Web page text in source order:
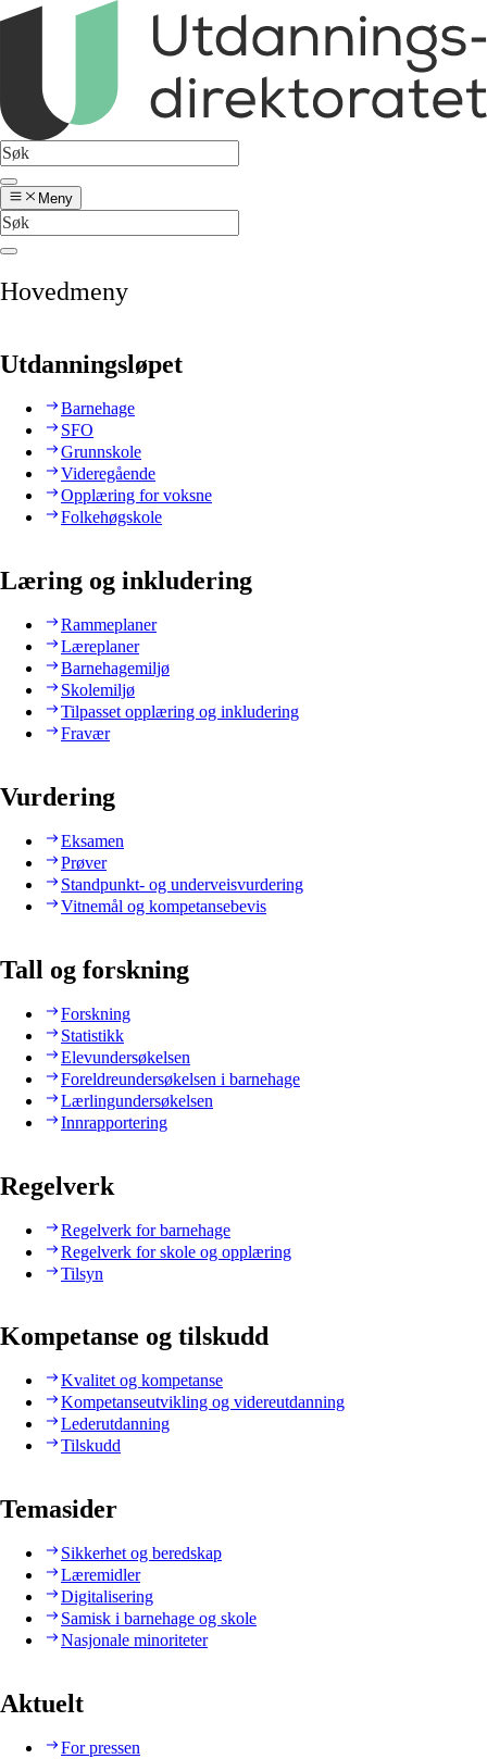
Meny
Hovedmeny
Utdanningsløpet
Barnehage
SFO
Grunnskole
Videregående
Opplæring for voksne
Folkehøgskole
Læring og inkludering
Rammeplaner
Læreplaner
Barnehagemiljø
Skolemiljø
Tilpasset opplæring og inkludering
Fravær
Vurdering
Eksamen
Prøver
Standpunkt- og underveisvurdering
Vitnemål og kompetansebevis
Tall og forskning
Forskning
Statistikk
Elevundersøkelsen
Foreldreundersøkelsen i barnehage
Lærlingundersøkelsen
Innrapportering
Regelverk
Regelverk for barnehage
Regelverk for skole og opplæring
Tilsyn
Kompetanse og tilskudd
Kvalitet og kompetanse
Kompetanseutvikling og videreutdanning
Lederutdanning
Tilskudd
Temasider
Sikkerhet og beredskap
Læremidler
Digitalisering
Samisk i barnehage og skole
Nasjonale minoriteter
Aktuelt
For pressen